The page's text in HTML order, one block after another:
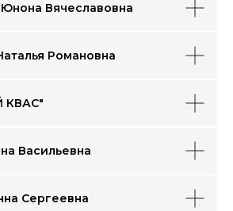
Вячеславовна
Романовна
КВАС"
Васильевна
Сергеевна